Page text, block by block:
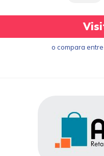
o compara